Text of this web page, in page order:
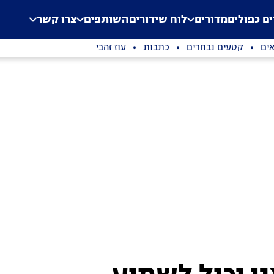
Application error: a
. כפוליםמדורים לוח שידוריםהשותפים צרו קשר
קטעים נבחרים כתבות עוז זהבי